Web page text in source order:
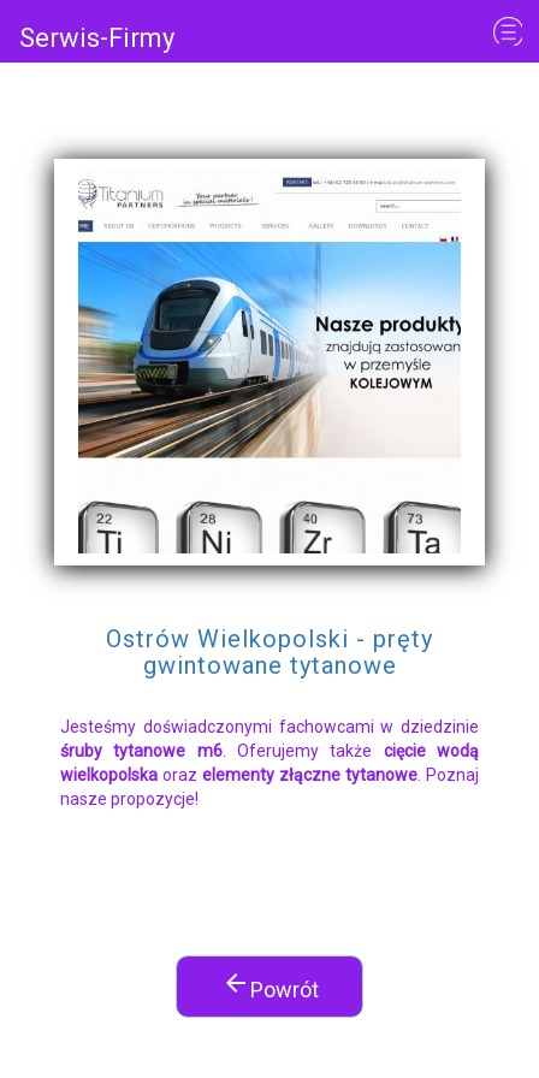
Serwis-Firmy
Ostrów Wielkopolski - pręty
gwintowane tytanowe
Jesteśmy doświadczonymi fachowcami w dziedzinie
śruby tytanowe m6. Oferujemy także cięcie wodą
wielkopolska oraz elementy złączne tytanowe . Poznaj
nasze propozycje!
arrow_back Powrót